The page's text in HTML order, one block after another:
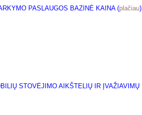
PASLAUGOS BAZINĖ KAINA (plačiau)
STOVĖJIMO AIKŠTELIŲ IR ĮVAŽIAVIMŲ